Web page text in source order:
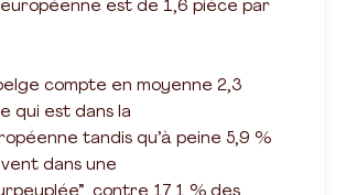
est de 1,6 pièce par
compte en moyenne 2,3
qui est dans la
tandis qu’à peine 5,9 %
dans une